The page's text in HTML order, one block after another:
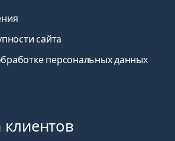
сайта
персональных данных